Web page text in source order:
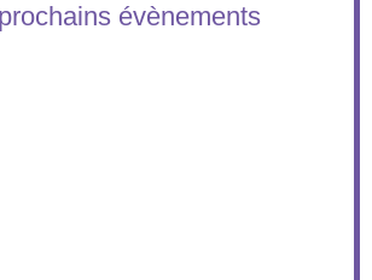
évènements